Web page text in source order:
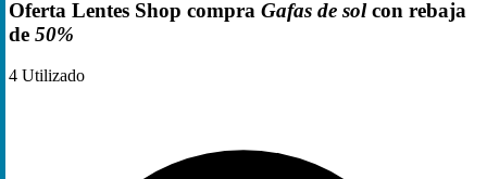
Oferta Lentes Shop compra Gafas de solcon rebaja
de 50%
4 Utilizado